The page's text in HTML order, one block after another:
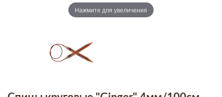
Нажмите для увеличения